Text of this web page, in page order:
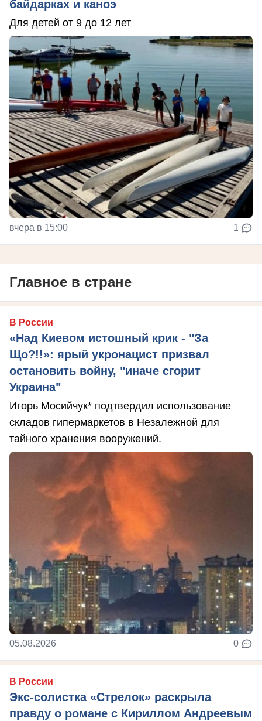
байдарках и каноэ
Для детей от 9 до 12 лет
вчера в 15:00 1
Главное в стране
В России
«Над Киевом истошный крик - "За
Що?!!»: ярый укронацист призвал
остановить войну, "иначе сгорит
Украина"
Игорь Мосийчук* подтвердил использование
складов гипермаркетов в Незалежной для
тайного хранения вооружений.
05.08.2026 0
В России
Экс-солистка «Стрелок» раскрыла
правду о романе с Кириллом Андреевым